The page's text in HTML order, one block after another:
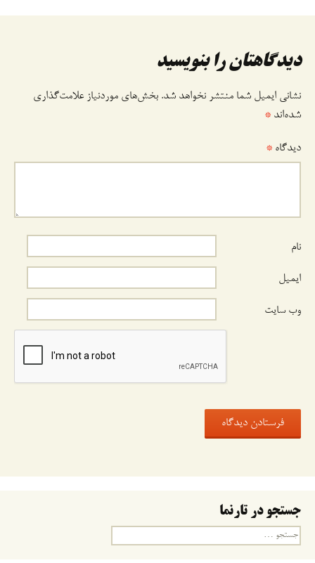
نوشته
دیدگاهتان را بنویسید
نشانی ایمیل شما منتشر نخواهد شد. بخش‌های موردنیاز علامت‌گذاری
شده‌اند *
دیدگاه *
نام
ایمیل
وب‌ سایت
جستجو در تارنما
جستجو